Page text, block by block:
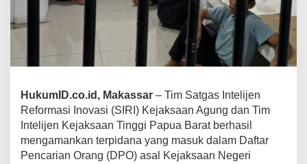
HukumID.co.id, Makassar – Tim Satgas Intelijen
Reformasi Inovasi (SIRI) Kejaksaan Agung dan Tim
Intelijen Kejaksaan Tinggi Papua Barat berhasil
mengamankan terpidana yang masuk dalam Daftar
Pencarian Orang (DPO) asal Kejaksaan Negeri